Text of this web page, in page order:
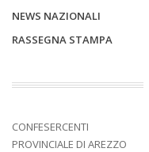
NEWS NAZIONALI
RASSEGNA STAMPA
CONFESERCENTI
PROVINCIALE DI AREZZO